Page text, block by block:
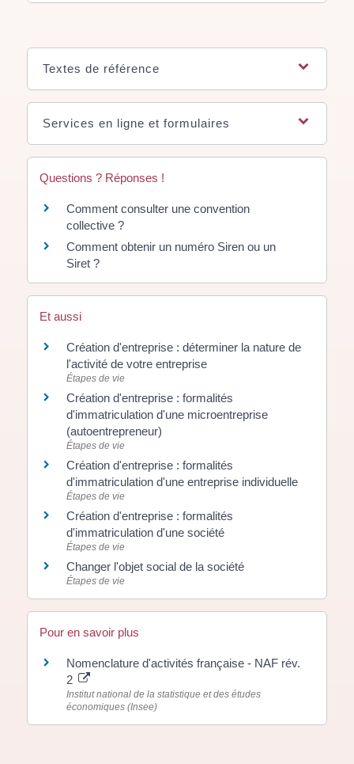
Textes de référence
Services en ligne et formulaires
Questions ? Réponses !
Comment consulter une convention
collective ?
Comment obtenir un numéro Siren ou un
Siret ?
Et aussi
Création d'entreprise : déterminer la nature de
l'activité de votre entreprise
Étapes de vie
Création d'entreprise : formalités
d'immatriculation d'une microentreprise
(autoentrepreneur)
Étapes de vie
Création d'entreprise : formalités
d'immatriculation d'une entreprise individuelle
Étapes de vie
Création d'entreprise : formalités
d'immatriculation d'une société
Étapes de vie
Changer l'objet social de la société
Étapes de vie
Pour en savoir plus
Nomenclature d'activités française - NAF rév.
2
Institut national de la statistique et des études
économiques (Insee)